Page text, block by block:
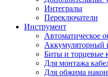
Интегралы
Переключатели
Инструмент
Автоматическое
Аккумуляторный
Биты и торцевые
Для монтажа
Для обжима